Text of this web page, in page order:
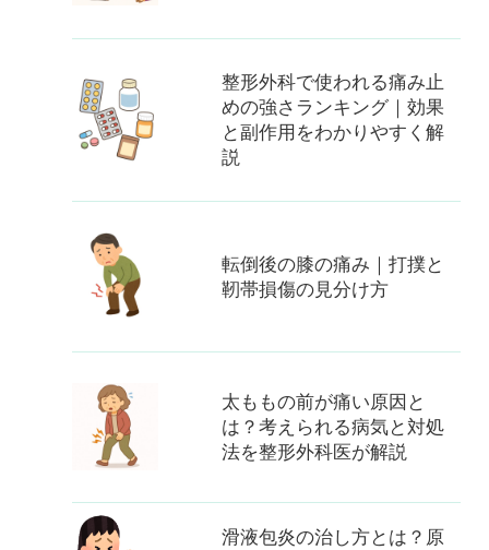
整形外科で使われる痛み止
めの強さランキング｜効果
と副作用をわかりやすく解
説
転倒後の膝の痛み｜打撲と
靭帯損傷の見分け方
太ももの前が痛い原因と
は？考えられる病気と対処
法を整形外科医が解説
滑液包炎の治し方とは？原